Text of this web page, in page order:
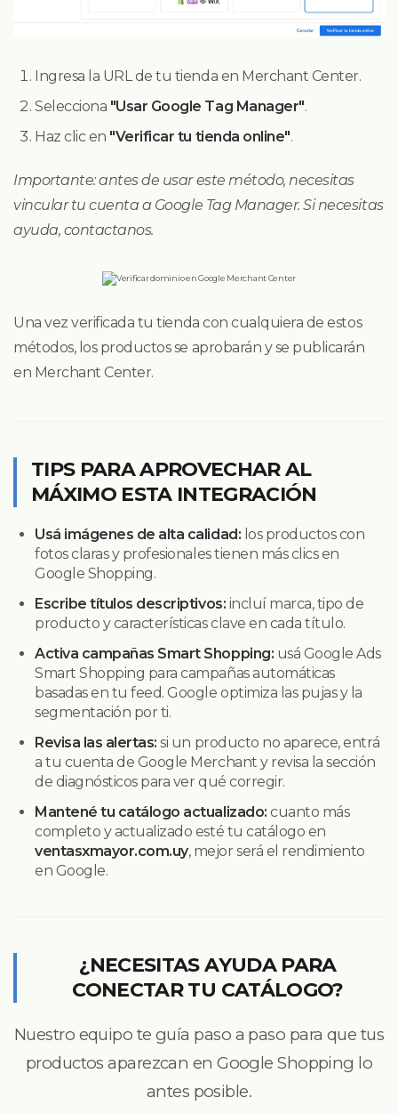
Ingresa la URL de tu tienda en Merchant Center.
Selecciona "Usar Google Tag Manager".
Haz clic en "Verificar tu tienda online".
Importante: antes de usar este método, necesitas
vincular tu cuenta a Google Tag Manager. Si necesitas
ayuda, contactanos.
Una vez verificada tu tienda con cualquiera de estos
métodos, los productos se aprobarán y se publicarán
en Merchant Center.
TIPS PARA APROVECHAR AL
MÁXIMO ESTA INTEGRACIÓN
Usá imágenes de alta calidad: los productos con
fotos claras y profesionales tienen más clics en
Google Shopping.
Escribe títulos descriptivos: incluí marca, tipo de
producto y características clave en cada título.
Activa campañas Smart Shopping: usá Google Ads
Smart Shopping para campañas automáticas
basadas en tu feed. Google optimiza las pujas y la
segmentación por ti.
Revisa las alertas: si un producto no aparece, entrá
a tu cuenta de Google Merchant y revisa la sección
de diagnósticos para ver qué corregir.
Mantené tu catálogo actualizado: cuanto más
completo y actualizado esté tu catálogo en
ventasxmayor.com.uy, mejor será el rendimiento
en Google.
¿NECESITAS AYUDA PARA
CONECTAR TU CATÁLOGO?
Nuestro equipo te guía paso a paso para que tus
productos aparezcan en Google Shopping lo
antes posible.